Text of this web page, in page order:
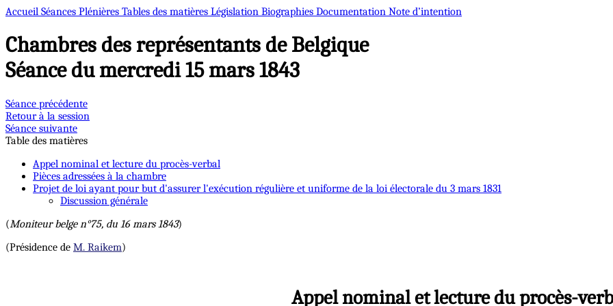
Accueil Séances Plénières Tables des matières Législation Biographies Documentation Note d’intention
Chambres des représentants de Belgique
Séance du mercredi 15 mars 1843
Séance précédente
Retour à la session
Séance suivante
Table des matières
Appel nominal et lecture du procès-verbal
Pièces adressées à la chambre
Projet de loi ayant pour but d'assurer l'exécution régulière et uniforme de la loi électorale du 3 mars 1831
Discussion générale
(Moniteur belge n°75, du 16 mars 1843)
(Présidence de M. Raikem)
Appel nominal et lecture du procès-